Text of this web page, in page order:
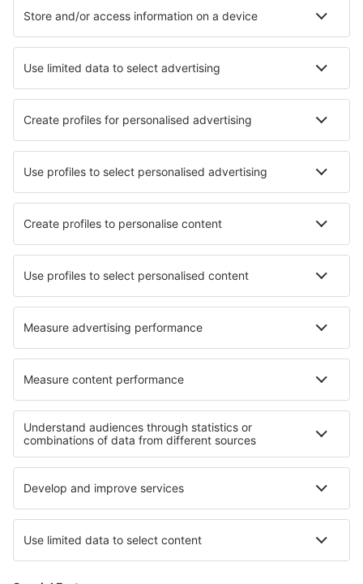
Ubytování in Braunton Ubytování v Norwichi
Nejlepší ubytování - města
Ubytování in Barmen Ubytování in Caudan
Ubytování in Nilaveli Ubytování in Haibach
Ubytování in Nasviken Ubytování in Saint-Doulchard
Ubytování ve Velké Británii Ubytování v Pembrokeshire
Ubytování na Guernsey
Ubytování na pobřeží Jihočínského moře
Ubytování in Denali National Park Ubytování v Costa Norte
Ubytování na ostrově Mykonos Ubytování v Ipanemě